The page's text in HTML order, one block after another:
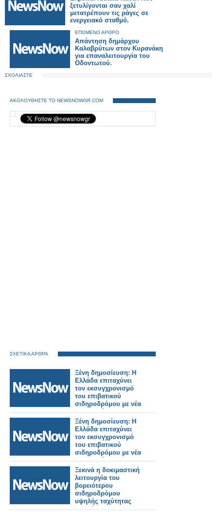
ξετυλίγονται σαν χαλί
μετατρέπουν τις ράγες σε
ενεργειακό σταθμό.
ΕΠΟΜΕΝΟ ΑΡΘΡΟ
Απάντηση δημάρχου
Καλαβρύτων στον Κυρανάκη
για επαναλειτουργία του
Οδοντωτού.
ΣΧΟΛΙΑΣΤΕ
ΑΚΟΛΟΥΘΗΣΤΕ ΤΟ NEWSNOWGR.COM
ΣΧΕΤΙΚΑ ΑΡΘΡΑ
Ξένη δημοσίευση: Η
Ελλάδα επιταχύνει
τον εκσυγχρονισμό
του επιβατικού
σιδηροδρόμου με νέα
ηλεκτρικά και
υβριδικά τρένα.
Ξένη δημοσίευση: Η
Ελλάδα επιταχύνει
τον εκσυγχρονισμό
του επιβατικού
σιδηροδρόμου με νέα
ηλεκτρικά και
υβριδικά τρένα.
Ξεκινά η δοκιμαστική
λειτουργία του
βορειότερου
σιδηροδρόμου
υψηλής ταχύτητας
της Κίνας.